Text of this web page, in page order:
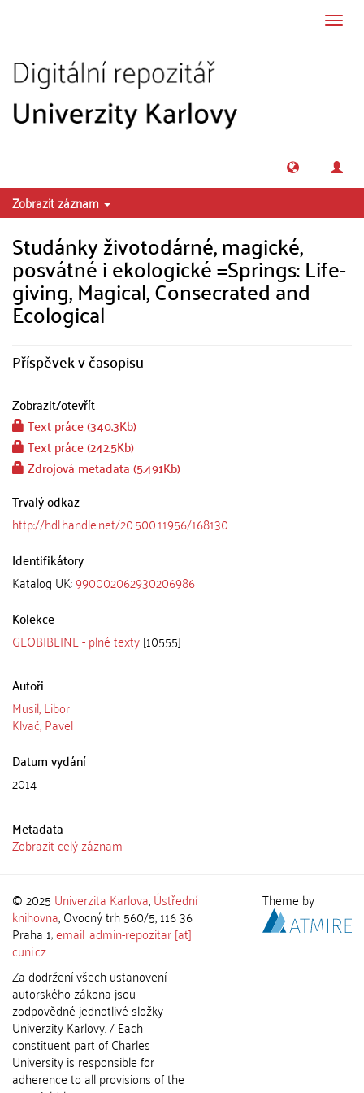
Zobrazit záznam
Studánky životodárné, magické,
posvátné i ekologické =Springs: Life-
giving, Magical, Consecrated and
Ecological
Příspěvek v časopisu
Zobrazit/otevřít
Text práce (340.3Kb)
Text práce (242.5Kb)
Zdrojová metadata (5.491Kb)
Trvalý odkaz
http://hdl.handle.net/20.500.11956/168130
Identifikátory
Katalog UK:990002062930206986
Kolekce
GEOBIBLINE - plné texty[10555]
Autoři
Musil, Libor
Klvač, Pavel
Datum vydání
2014
Metadata
Zobrazit celý záznam
© 2025 Univerzita Karlova,Ústřední
knihovna, Ovocný trh 560/5, 116 36
Praha 1;email: admin-repozitar [at]
cuni.cz
Za dodržení všech ustanovení
autorského zákona jsou
zodpovědné jednotlivé složky
Univerzity Karlovy. / Each
constituent part of Charles
University is responsible for
adherence to all provisions of the
Theme by